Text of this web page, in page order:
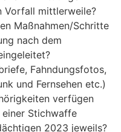
Vorfall mittlerweile?
Maßnahmen/Schritte
nach dem
Fahndungsfotos,
und Fernsehen etc.)
verfügen
Stichwaffe
2023 jeweils?